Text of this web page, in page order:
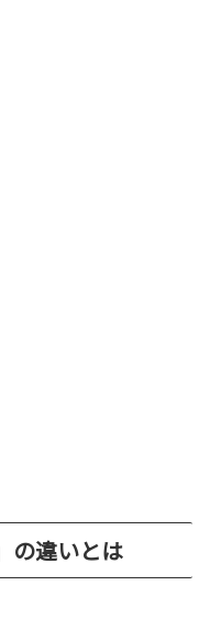
の違いとは